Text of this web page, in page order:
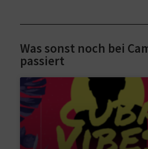
Was sonst noch bei
passiert